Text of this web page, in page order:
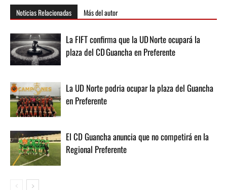
Noticias Relacionadas Más del autor
La FIFT confirma que la UD Norte ocupará la
plaza del CD Guancha en Preferente
La UD Norte podria ocupar la plaza del Guancha
en Preferente
El CD Guancha anuncia que no competirá en la
Regional Preferente